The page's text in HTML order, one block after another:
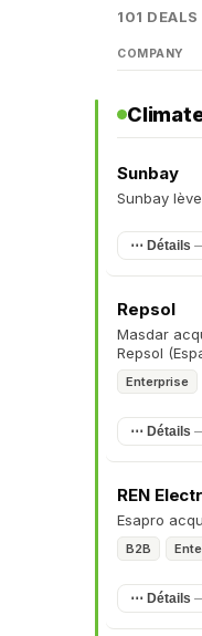
101
COMPANY
Sunbay
Sunbay
⋯ Détails
Repsol
Masdar
Repsol
Enterprise
⋯ Détails
REN
Esapro
B2B
⋯ Détails